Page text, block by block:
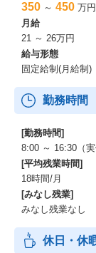
350 ～ 450 万円
月給
21 ～ 26万円
給与形態
固定給制(月給制)
勤務時間
[勤務時間]
8:00 ～ 16:30（
[平均残業時間]
18時間/月
[みなし残業]
みなし残業なし
休日・休